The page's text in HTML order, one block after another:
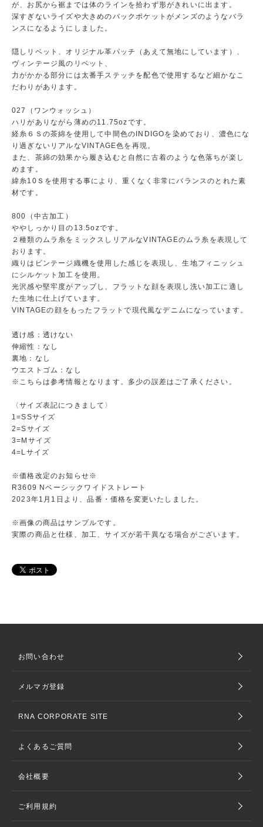
が、お尻から裾までは体のラインを拾わず形がきれいに出ます。
深すぎないライズや大きめのバックポケットがメンズのようなバラ
ンスになるようにしました。
隠しリベット、オリジナル革パッチ（あえて無地にしています）、
ヴィンテージ風のリベット、
力がかかる部分には太番手ステッチを配色で使用するなど細かなこ
だわりがあります。
027（ワンウォッシュ）
ハリがありながら薄めの11.75ozです。
経糸６Ｓの茶綿を使用して中間色のINDIGOを染めており、濃色にな
り過ぎないリアルなVINTAGE色を再現。
また、茶綿の効果から履き込むと自然に古着のような色落ちが楽し
めます。
緯糸10Ｓを使用する事により、重くなく非常にバランスのとれた素
材です。
800（中古加工）
ややしっかり目の13.5ozです。
２種類のムラ糸をミックスしリアルなVINTAGEのムラ糸を表現して
おります。
織りはビンテージ織機を使用した感じを表現し、生地フィニッシュ
にシルケット加工を使用。
光沢感や堅牢度がアップし、フラットな顔を表現し洗い加工に適し
た生地に仕上げています。
VINTAGEの顔をもったフラットで現代風なデニムになっています。
透け感：透けない
伸縮性：なし
裏地：なし
ウエストゴム：なし
※こちらは参考情報となります。多少の誤差はご了承ください。
〈サイズ表記につきまして〉
1=SSサイズ
2=Sサイズ
3=Mサイズ
4=Lサイズ
※価格改定のお知らせ※
R3609 Nベーシックワイドストレート
2023年1月1日より、品番・価格を変更いたしました。
※画像の商品はサンプルです。
実際の商品と仕様、加工、サイズが若干異なる場合がございます。
お問い合わせ
メルマガ登録
RNA CORPORATE SITE
よくあるご質問
会社概要
ご利用規約